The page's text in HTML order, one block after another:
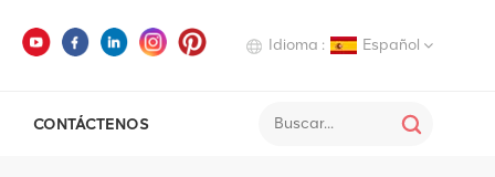
Idioma : Español
CONTÁCTENOS